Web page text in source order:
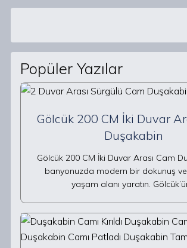
Popüler Yazılar
Gölcük 200 CM İki Duvar
Duşakabin
Gölcük 200 CM İki Duvar Arası Cam
banyonuzda modern bir dokunuş
yaşam alanı yaratın.